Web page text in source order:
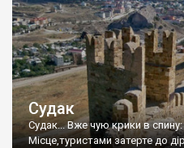
Судак
Судак... Вже чую крики в
Місце,туристами затерте до